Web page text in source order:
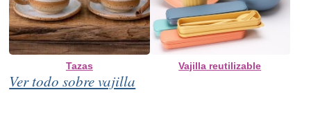
Tazas Vajilla reutilizable
Ver todo sobre vajilla